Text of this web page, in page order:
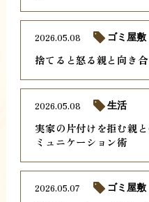
捨てると怒る親と向き
2026.05.08 ゴミ屋敷
実家の片付けを拒む親
ミュニケーション術
2026.05.08 生活
2026.05.07 ゴミ屋敷